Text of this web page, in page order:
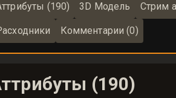
(190) 3D Модель Стрим
Комментарии (0)
(190)